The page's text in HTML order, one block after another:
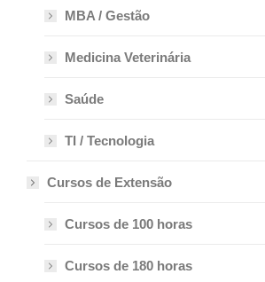
MBA / Gestão
Medicina Veterinária
Saúde
TI / Tecnologia
Cursos de Extensão
Cursos de 100 horas
Cursos de 180 horas